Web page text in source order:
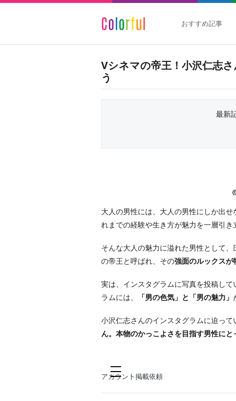
おすすめ記事
Vシネマの帝王！小沢仁志
う
最新
大人の男性には、大人の男性にしか出
れまでの経験や生き方が魅力を一層引き
そんな大人の魅力に溢れた男性として
の帝王と呼ばれ、その強面のルックスが
実は、インスタグラムに写真を投稿し
ラムには、
「男の色気」と「男の魅力」
小沢仁志さんのインスタグラムに迫って
ん。本物のかっこよさを目指す男性に